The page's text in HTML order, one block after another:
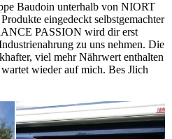
Baudoin unterhalb von NIORT
eingedeckt selbstgemachter
PASSION wird dir erst
zu uns nehmen. Die
viel mehr Nährwert enthalten
wieder auf mich. Bes Jlich